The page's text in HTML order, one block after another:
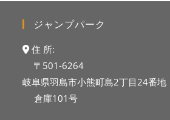
ジャンプパーク
住 所:
〒501-6264
岐阜県羽島市小熊町島2丁目24番地
倉庫101号